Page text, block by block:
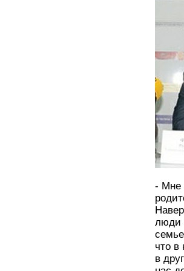
- Мне
люди
что в
в